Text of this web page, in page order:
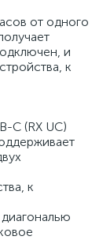
от одного
и
к
C (RX UC)
к